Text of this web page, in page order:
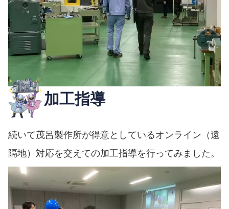
加工指導
続いて茂呂製作所が得意としているオンライン（遠
隔地）対応を交えての加工指導を行ってみました。